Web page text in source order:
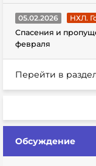
05.02.2026
НХЛ.
Спасения и
февраля
Перейти в
Обсуждение